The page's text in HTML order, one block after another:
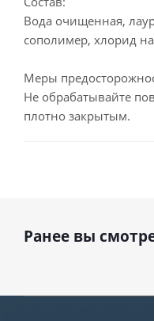
Вода очищенная,
сополимер, хлорид
Меры
Не обрабатывайте
плотно закрытым.
Ранее вы